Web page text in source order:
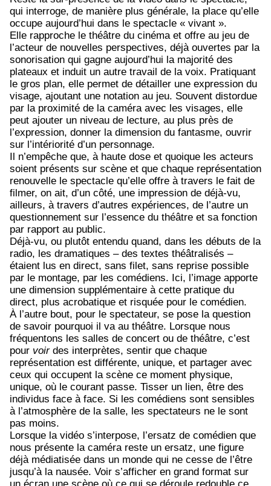
qui interroge, de manière plus générale, la place qu’elle
occupe aujourd’hui dans le spectacle « vivant ».
Elle rapproche le théâtre du cinéma et offre au jeu de
l’acteur de nouvelles perspectives, déjà ouvertes par la
sonorisation qui gagne aujourd’hui la majorité des
plateaux et induit un autre travail de la voix. Pratiquant
le gros plan, elle permet de détailler une expression du
visage, ajoutant une notation au jeu. Souvent distordue
par la proximité de la caméra avec les visages, elle
peut ajouter un niveau de lecture, au plus près de
l’expression, donner la dimension du fantasme, ouvrir
sur l’intériorité d’un personnage.
Il n’empêche que, à haute dose et quoique les acteurs
soient présents sur scène et que chaque représentation
renouvelle le spectacle qu’elle offre à travers le fait de
filmer, on ait, d’un côté, une impression de déjà-vu,
ailleurs, à travers d’autres expériences, de l’autre un
questionnement sur l’essence du théâtre et sa fonction
par rapport au public.
Déjà-vu, ou plutôt entendu quand, dans les débuts de la
radio, les dramatiques – des textes théâtralisés –
étaient lus en direct, sans filet, sans reprise possible
par le montage, par les comédiens. Ici, l’image apporte
une dimension supplémentaire à cette pratique du
direct, plus acrobatique et risquée pour le comédien.
À l’autre bout, pour le spectateur, se pose la question
de savoir pourquoi il va au théâtre. Lorsque nous
fréquentons les salles de concert ou de théâtre, c’est
pour voirdes interprètes, sentir que chaque
représentation est différente, unique, et partager avec
ceux qui occupent la scène ce moment physique,
unique, où le courant passe. Tisser un lien, être des
individus face à face. Si les comédiens sont sensibles
à l’atmosphère de la salle, les spectateurs ne le sont
pas moins.
Lorsque la vidéo s’interpose, l’ersatz de comédien que
nous présente la caméra reste un ersatz, une figure
déjà médiatisée dans un monde qui ne cesse de l’être
jusqu’à la nausée. Voir s’afficher en grand format sur